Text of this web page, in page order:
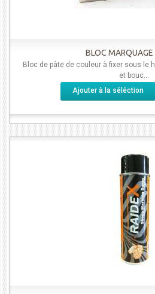
BLOC MARQUAGE
Bloc de pâte de couleur à fixer sous le
et bouc...
Ajouter à la séléction